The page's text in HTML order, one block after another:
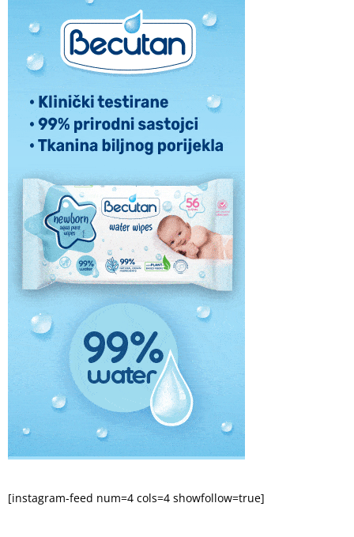
[instagram-feed num=4 cols=4 showfollow=true]